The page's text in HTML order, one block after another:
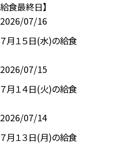
給食最終日】
2026/07/16
７月１５日(水)の給食
2026/07/15
７月１４日(火)の給食
2026/07/14
７月１３日(月)の給食